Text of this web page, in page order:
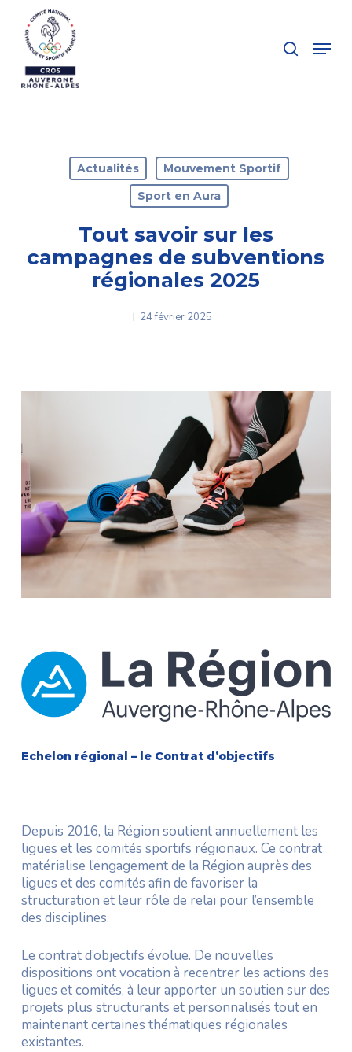
main
content
Menu
Actualités
Mouvement Sportif
Sport en Aura
Tout savoir sur les
campagnes de subventions
régionales 2025
24 février 2025
Echelon régional – le Contrat d’objectifs
Depuis 2016, la Région soutient annuellement les
ligues et les comités sportifs régionaux. Ce contrat
matérialise l’engagement de la Région auprès des
ligues et des comités afin de favoriser la
structuration et leur rôle de relai pour l’ensemble
des disciplines.
Le contrat d’objectifs évolue. De nouvelles
dispositions ont vocation à recentrer les actions des
ligues et comités, à leur apporter un soutien sur des
projets plus structurants et personnalisés tout en
maintenant certaines thématiques régionales
existantes.
Close